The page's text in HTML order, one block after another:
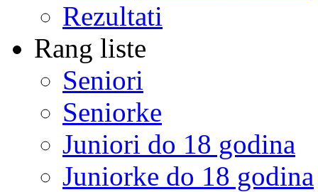
Rezultati
Rang liste
Seniori
Seniorke
Juniori do 18 godina
Juniorke do 18 godina